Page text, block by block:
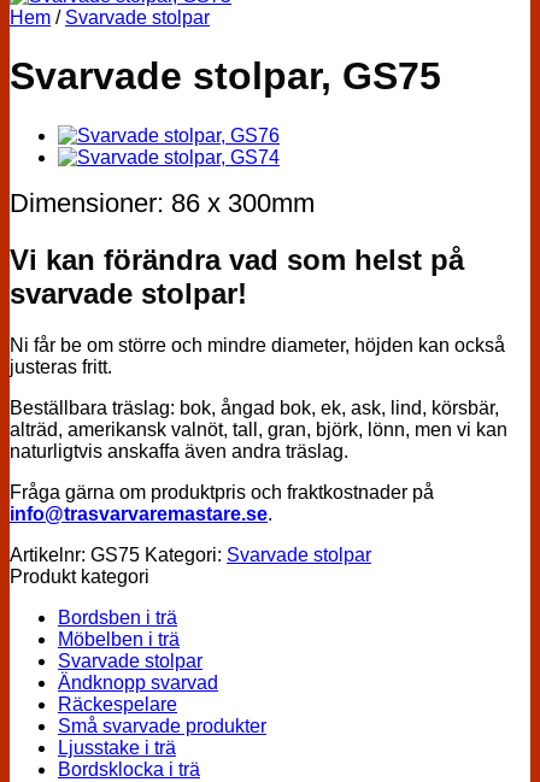
Hem / Svarvade stolpar
Svarvade stolpar, GS75
Dimensioner: 86 x 300mm
Vi kan förändra vad som helst på
svarvade stolpar!
Ni får be om större och mindre diameter, höjden kan också
justeras fritt.
Beställbara träslag: bok, ångad bok, ek, ask, lind, körsbär,
alträd, amerikansk valnöt, tall, gran, björk, lönn, men vi kan
naturligtvis anskaffa även andra träslag.
Fråga gärna om produktpris och fraktkostnader på
info@trasvarvaremastare.se.
Artikelnr: GS75 Kategori: Svarvade stolpar
Produkt kategori
Bordsben i trä
Möbelben i trä
Svarvade stolpar
Ändknopp svarvad
Räckespelare
Små svarvade produkter
Ljusstake i trä
Bordsklocka i trä